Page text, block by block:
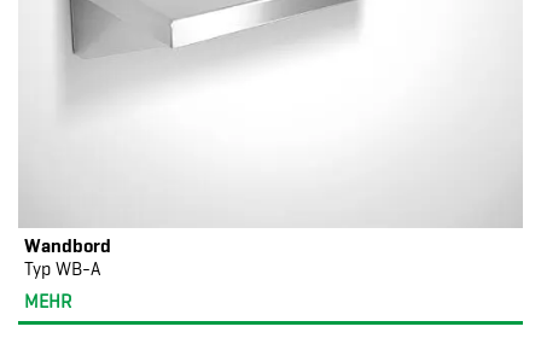
Wandbord
Typ WB-A
MEHR